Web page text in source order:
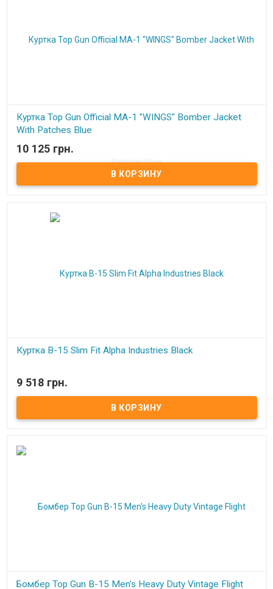
Куртка Top Gun Official MA-1 "WINGS" Bomber Jacket
With Patches Blue
В наличии
10 125 грн.
Куртка B-15 Slim Fit Alpha Industries Black
9 518 грн.
Бомбер Top Gun B-15 Men's Heavy Duty Vintage Flight